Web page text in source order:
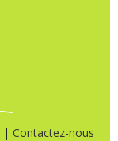
| Contactez-nous